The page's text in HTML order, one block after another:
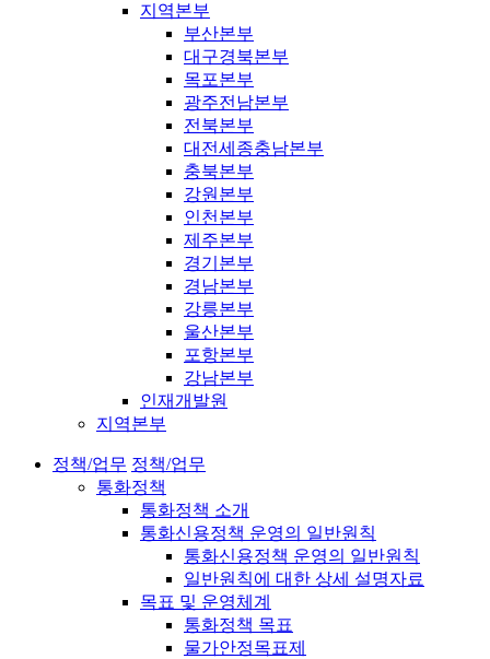
지역본부
부산본부
대구경북본부
목포본부
광주전남본부
전북본부
대전세종충남본부
충북본부
강원본부
인천본부
제주본부
경기본부
경남본부
강릉본부
울산본부
포항본부
강남본부
인재개발원
지역본부
정책/업무 정책/업무
통화정책
통화정책 소개
통화신용정책 운영의 일반원칙
통화신용정책 운영의 일반원칙
일반원칙에 대한 상세 설명자료
목표 및 운영체계
통화정책 목표
물가안정목표제